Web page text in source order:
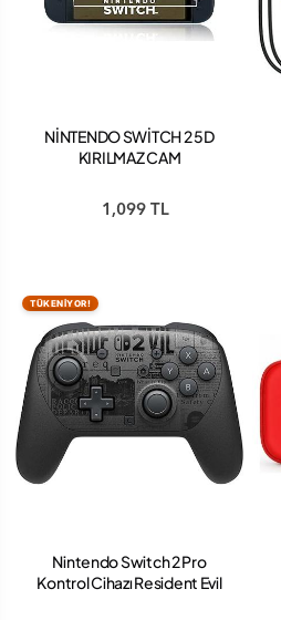
NİNTENDO SWİTCH 2 5D
KIRILMAZ CAM
1,099 TL
TÜKENİYOR!
Nintendo Switch 2 Pro
Kontrol Cihazı Resident Evil